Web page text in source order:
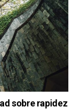
sobre rapidez